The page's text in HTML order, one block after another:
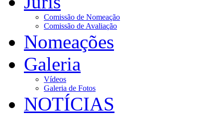
Comissão de Nomeação
Comissão de Avaliação
Nomeações
Galeria
Vídeos
Galeria de Fotos
NOTÍCIAS